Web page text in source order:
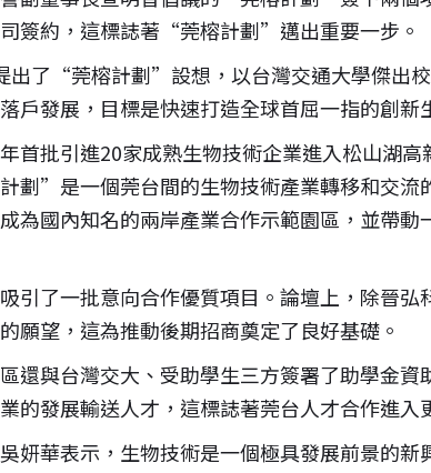
簽約，這標誌著“莞榕計劃”邁出重要一步。
出了“莞榕計劃”設想，以台灣交通大學傑出
戶發展，目標是快速打造全球首屈一指的創新
首批引進20家成熟生物技術企業進入松山湖
劃”是一個莞台間的生物技術產業轉移和交流
為國內知名的兩岸產業合作示範園區，並帶
引了一批意向合作優質項目。論壇上，除晉
望，這為推動後期招商奠定了良好基礎。
還與台灣交大、受助學生三方簽署了助學金
的發展輸送人才，這標誌著莞台人才合作進入
妍華表示，生物技術是一個極具發展前景的